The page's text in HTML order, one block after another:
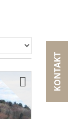
KONTAKT